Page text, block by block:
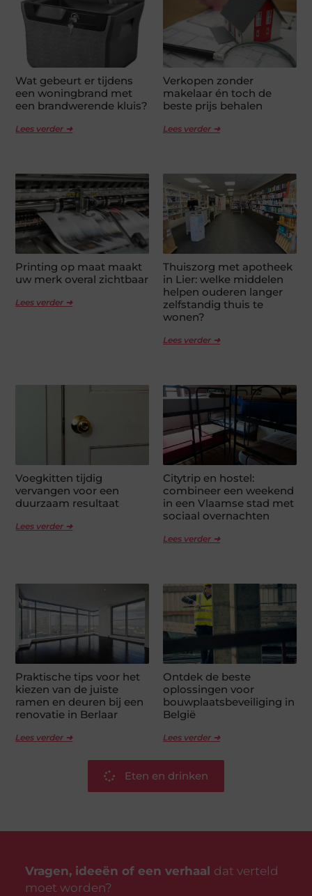
Wat gebeurt er tijdens
een woningbrand met
een brandwerende kluis?
Lees verder ➜
Verkopen zonder
makelaar én toch de
beste prijs behalen
Lees verder ➜
Printing op maat maakt
uw merk overal zichtbaar
Lees verder ➜
Thuiszorg met apotheek
in Lier: welke middelen
helpen ouderen langer
zelfstandig thuis te
wonen?
Lees verder ➜
Voegkitten tijdig
vervangen voor een
duurzaam resultaat
Lees verder ➜
Citytrip en hostel:
combineer een weekend
in een Vlaamse stad met
sociaal overnachten
Lees verder ➜
Praktische tips voor het
kiezen van de juiste
ramen en deuren bij een
renovatie in Berlaar
Lees verder ➜
Ontdek de beste
oplossingen voor
bouwplaatsbeveiliging in
België
Lees verder ➜
Eten en drinken
Vragen, ideeën of een verhaal dat verteld
moet worden?